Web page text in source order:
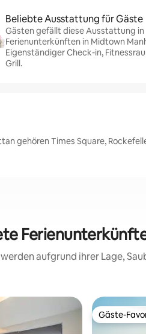
Beliebte Ausstattung für Gäste
Gästen gefällt diese Ausstattung in
Ferienunterkünften in Midtown
Eigenständiger Check-in,
Grill.
gehören Times Square,
aufgrund ihrer Lage,
Gäste-
Gäste-